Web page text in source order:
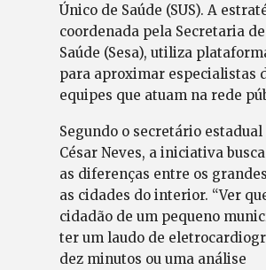
Único de Saúde (SUS). A
coordenada pela Secretaria
Saúde (Sesa), utiliza
para aproximar especialistas
equipes que atuam na rede
Segundo o secretário estadual
César Neves, a iniciativa
as diferenças entre os
as cidades do interior. “Ver
cidadão de um pequeno
ter um laudo de
dez minutos ou uma análise